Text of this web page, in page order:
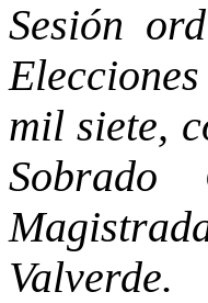
Sesión
mil siete,
Valverde.